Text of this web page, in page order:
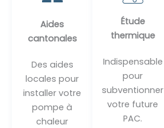
Aides
cantonales
Des aides
locales pour
installer votre
pompe à
chaleur
Étude
thermique
Indispensable
pour
subventionner
votre future
PAC.